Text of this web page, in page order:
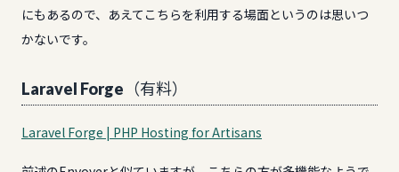
にもあるので、あえてこちらを利用する場面というのは思いつ
かないです。
Laravel Forge（有料）
Laravel Forge | PHP Hosting for Artisans